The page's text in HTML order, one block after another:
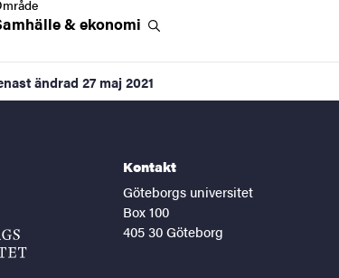
&ekonomi
ändrad 27 maj 2021
Kontakt
Göteborgs universitet
Box 100
405 30 Göteborg